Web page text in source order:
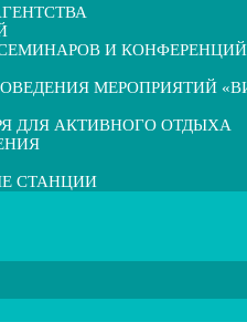
И КОНФЕРЕНЦИЙ
МЕРОПРИЯТИЙ
ДЛЯ АКТИВНОГО ОТДЫХА
СТАНЦИИ